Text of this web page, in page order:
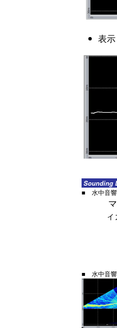
表
Sounding
■ 水中音響
■ 水中音響